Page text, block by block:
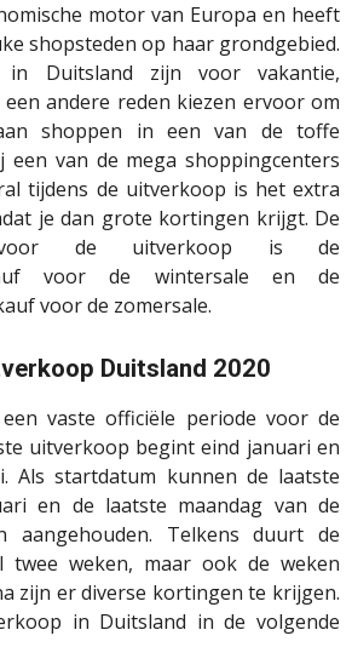
motor van Europa en heeft
shopsteden op haar grondgebied.
in Duitsland zijn voor vakantie,
andere reden kiezen ervoor om
shoppen in een van de toffe
een van de mega shoppingcenters
tijdens de uitverkoop is het extra
je dan grote kortingen krijgt. De
de uitverkoop is de
voor de wintersale en de
voor de zomersale.
Duitsland 2020
vaste officiële periode voor de
uitverkoop begint eind januari en
Als startdatum kunnen de laatste
en de laatste maandag van de
aangehouden. Telkens duurt de
twee weken, maar ook de weken
zijn er diverse kortingen te krijgen.
in Duitsland in de volgende